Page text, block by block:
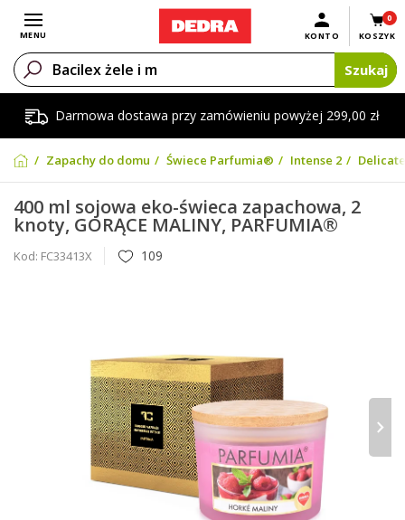
Darmowa dostawa przy zamówieniu powyżej 299,00 zł
Otwórz menu
MENU
0
KOSZYK
KONTO
Szukaj
Zapachy do domu Świece Parfumia® Intense 2
400 ml sojowa eko-świeca zapachowa, 2
knoty, GORĄCE MALINY, PARFUMIA®
Kod: FC33413X 109
›